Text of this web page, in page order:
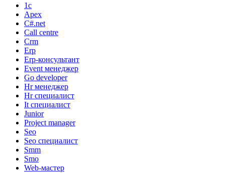
1с
Apex
C#.net
Call centre
Crm
Erp
Erp-консультант
Event менеджер
Go developer
Hr менеджер
Hr специалист
It специалист
Junior
Project manager
Seo
Seo специалист
Smm
Smo
Web-мастер